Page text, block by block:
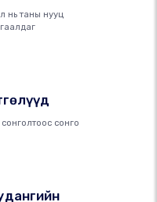
нь таны нууц
сонго